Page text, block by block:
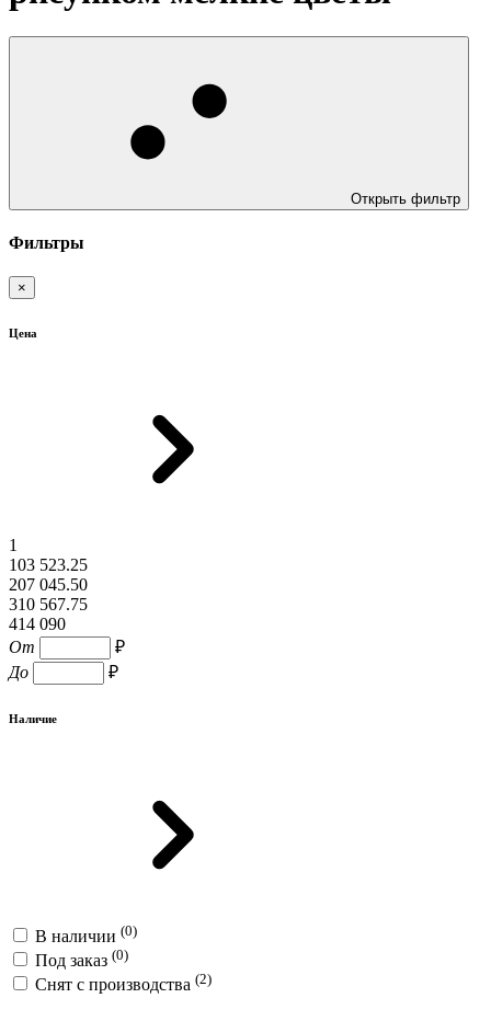
Открыть фильтр
Фильтры
×
Цена
1
103 523.25
207 045.50
310 567.75
414 090
От
₽
До
₽
Наличие
В наличии (0)
Под заказ (0)
Снят с производства (2)